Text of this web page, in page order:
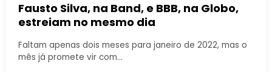
Fausto Silva, na Band, e BBB, na Globo,
estreiam no mesmo dia
Faltam apenas dois meses para janeiro de 2022, mas o
mês já promete vir com…